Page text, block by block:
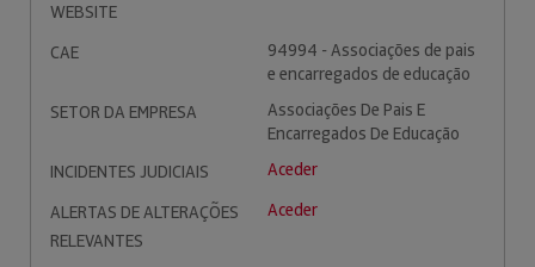
WEBSITE
CAE
94994 - Associações de pais
e encarregados de educação
SETOR DA EMPRESA
Associações De Pais E
Encarregados De Educação
INCIDENTES JUDICIAIS
Aceder
ALERTAS DE ALTERAÇÕES
RELEVANTES
Aceder